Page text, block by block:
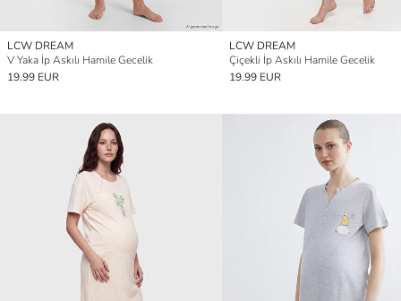
LCW DREAM
V Yaka İp Askılı Hamile Gecelik
19.99 EUR
LCW DREAM
Çiçekli İp Askılı Hamile Gecelik
19.99 EUR